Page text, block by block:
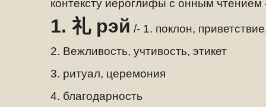
контексту иероглифы с онным чтением
1. 礼 рэй /- 1. поклон,
2. Вежливость, учтивость, этикет
3. ритуал, церемония
4. благодарность